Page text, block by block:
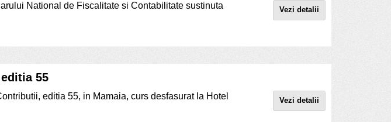
National de Fiscalitate si Contabilitate sustinuta
Vezi detalii
55
editia 55, in Mamaia, curs desfasurat la Hotel
Vezi detalii